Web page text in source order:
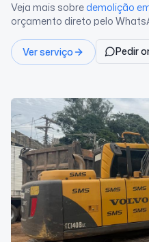
Veja mais sobredemolição
orçamento direto pelo
Ver serviço Pedir